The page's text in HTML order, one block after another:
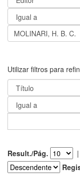
Utilizar filtros para
Result./Pág. |